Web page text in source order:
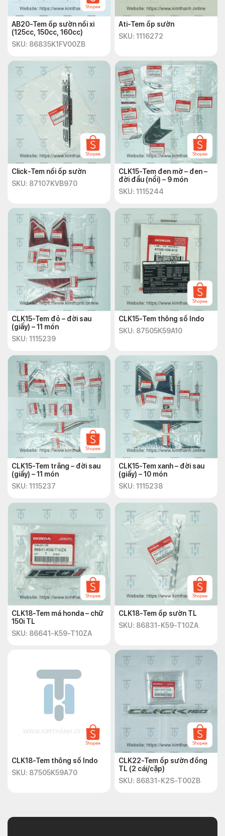
AB20-Tem ốp sườn nổi xi
(125cc, 150cc, 160cc)
SKU: 86835K1FV00ZB
Ati-Tem ốp sườn
SKU: 1116272
Click-Tem nổi ốp sườn
SKU: 87107KVB970
CLK15-Tem đen mờ – đen –
đời đầu (nổi) – 9 món
SKU: 1115244
CLK15-Tem đỏ – đời sau
(giấy) – 11 món
SKU: 1115239
CLK15-Tem thông số Indo
SKU: 87505K59A10
CLK15-Tem trắng – đời sau
(giấy) – 11 món
SKU: 1115237
CLK15-Tem xanh – đời sau
(giấy) – 10 món
SKU: 1115238
CLK18-Tem má honda – chữ
150i TL
SKU: 86641-K59-T10ZA
CLK18-Tem ốp sườn TL
SKU: 86831-K59-T10ZA
CLK18-Tem thông số Indo
SKU: 87505K59A70
CLK22-Tem ốp sườn đồng
TL (2 cái/cặp)
SKU: 86831-K2S-T00ZB